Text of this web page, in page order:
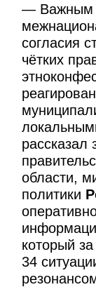
— Важным
согласия
чётких
рассказал
области,
политики
который
34